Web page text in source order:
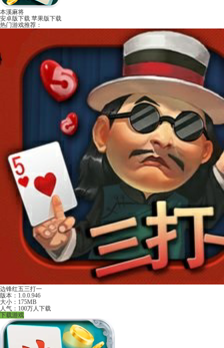
本溪麻将
安卓版下载 苹果版下载
热门游戏推荐：
边锋红五三打一
版本：1.0.0.946
大小：175MB
人气：100万人下载
下载游戏